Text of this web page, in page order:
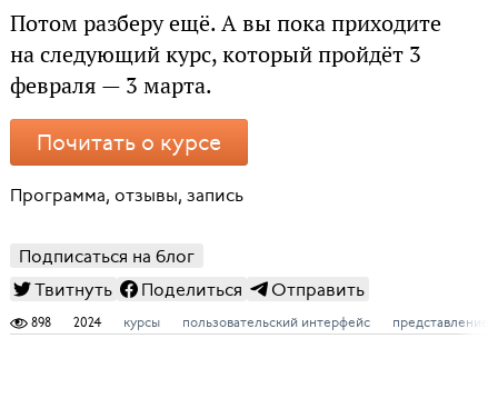
Потом разберу ещё. А вы пока приходите
на следующий курс, который пройдёт 3
февраля — 3 марта.
Почитать о курсе
Программа, отзывы, запись
Подписаться на блог
Твитнуть
Поделиться Отправить
898 2024 курсы пользовательский интерфейс представление